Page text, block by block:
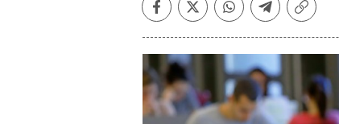
Facebook
TwitterWhatsapp
Telegram
Copiar